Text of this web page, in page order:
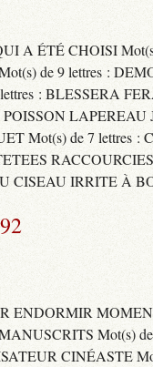
A ÉTÉ CHOISI
de 9 lettres :
: BLESSERA
LAPEREAU
Mot(s) de 7 lettres :
CISEAU IRRITE À
ENDORMIR
Mot(s) de
CINÉASTE